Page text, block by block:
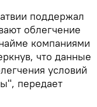
поддержал
облегчение
компаниями
что данные
условий
передает